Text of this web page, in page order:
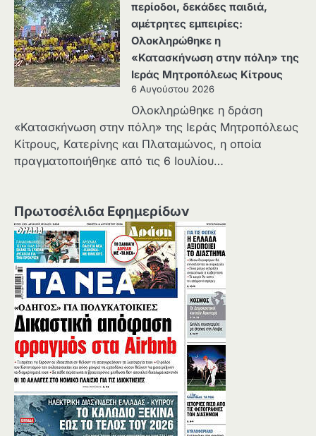
περίοδοι, δεκάδες παιδιά,
αμέτρητες εμπειρίες:
Ολοκληρώθηκε η
«Κατασκήνωση στην πόλη» της
Ιεράς Μητροπόλεως Κίτρους
6 Αυγούστου 2026
Ολοκληρώθηκε η δράση
«Κατασκήνωση στην πόλη» της Ιεράς Μητροπόλεως
Κίτρους, Κατερίνης και Πλαταμώνος, η οποία
πραγματοποιήθηκε από τις 6 Ιουλίου…
Πρωτοσέλιδα Εφημερίδων